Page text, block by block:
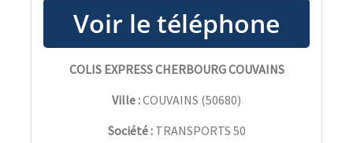
COLIS EXPRESS CHERBOURG COUVAINS
Ville :COUVAINS (50680)
Société : TRANSPORTS 50